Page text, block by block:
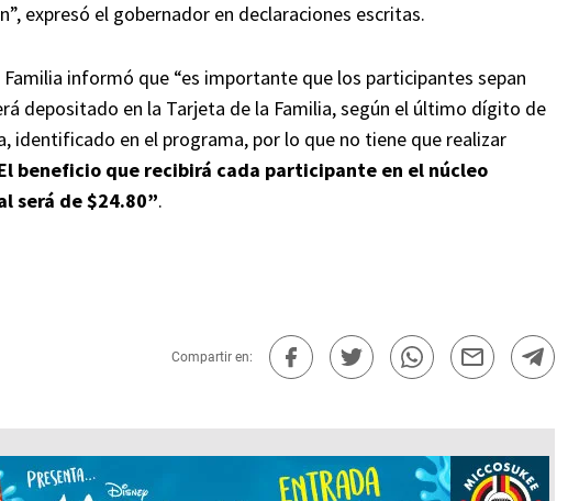
expresó el gobernador en declaraciones escritas.
informó que “es importante que los participantes sepan
depositado en la Tarjeta de la Familia, según el último dígito de
identificado en el programa, por lo que no tiene que realizar
beneficio que recibirá cada participante en el núcleo
será de $24.80”.
Compartir en: